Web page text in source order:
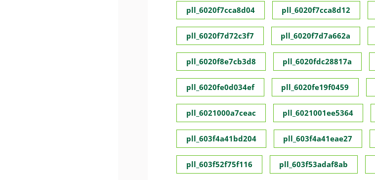
pll_6020f7cca8d04 pll_6020f7cca8d12
pll_6020f7d72c3f7 pll_6020f7d7a662a
pll_6020f8e7cb3d8 pll_6020fdc28817a
pll_6020fe0d034ef pll_6020fe19f0459
pll_6021000a7ceac pll_6021001ee5364
pll_603f4a41bd204 pll_603f4a41eae27
pll_603f52f75f116 pll_603f53adaf8ab